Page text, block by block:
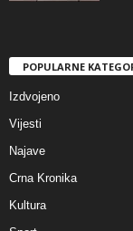
POPULARNE
Izdvojeno
Vijesti
Najave
Crna Kronika
Kultura